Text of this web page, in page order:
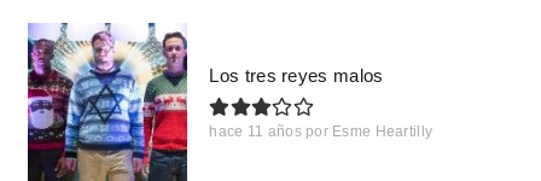
Los tres reyes malos
hace 11 años por Esme Heartilly